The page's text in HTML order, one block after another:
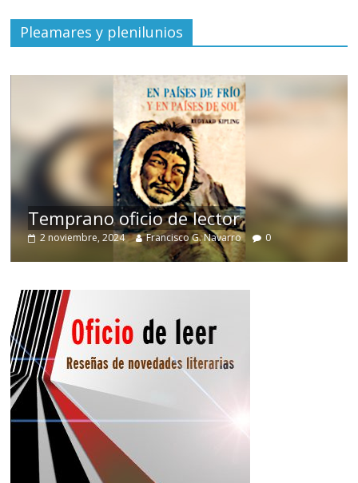
Pleamares y plenilunios
Temprano oficio de lector
2 noviembre, 2024 Francisco G. Navarro 0